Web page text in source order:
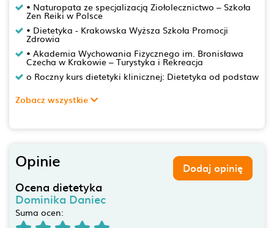
• Naturopata ze specjalizacją Ziołolecznictwo – Szkoła
Zen Reiki w Polsce
• Dietetyka - Krakowska Wyższa Szkoła Promocji
Zdrowia
• Akademia Wychowania Fizycznego im. Bronisława
Czecha w Krakowie – Turystyka i Rekreacja
o Roczny kurs dietetyki klinicznej: Dietetyka od podstaw
Zobacz wszystkie
Opinie Dodaj opinię
Ocena dietetyka
Dominika Daniec
Suma ocen: